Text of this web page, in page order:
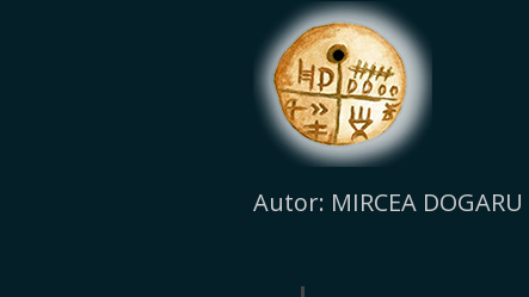
Autor: MIRCEA DOGARU